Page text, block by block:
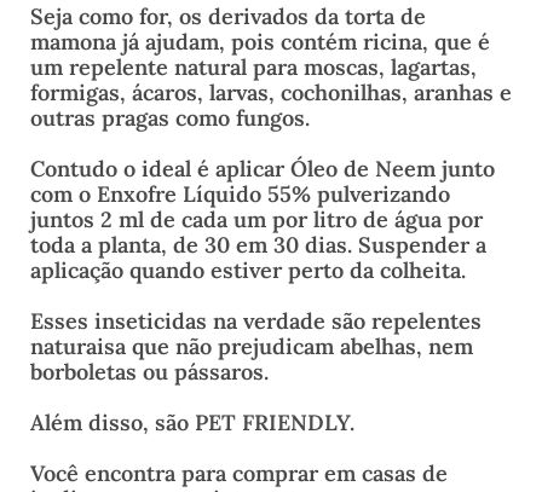
Seja como for, os derivados da torta de
mamona já ajudam, pois contém ricina, que é
um repelente natural para moscas, lagartas,
formigas, ácaros, larvas, cochonilhas, aranhas e
outras pragas como fungos.
Contudo o ideal é aplicar Óleo de Neem junto
com o Enxofre Líquido 55% pulverizando
juntos 2 ml de cada um por litro de água por
toda a planta, de 30 em 30 dias. Suspender a
aplicação quando estiver perto da colheita.
Esses inseticidas na verdade são repelentes
naturaisa que não prejudicam abelhas, nem
borboletas ou pássaros.
Além disso, são PET FRIENDLY.
Você encontra para comprar em casas de